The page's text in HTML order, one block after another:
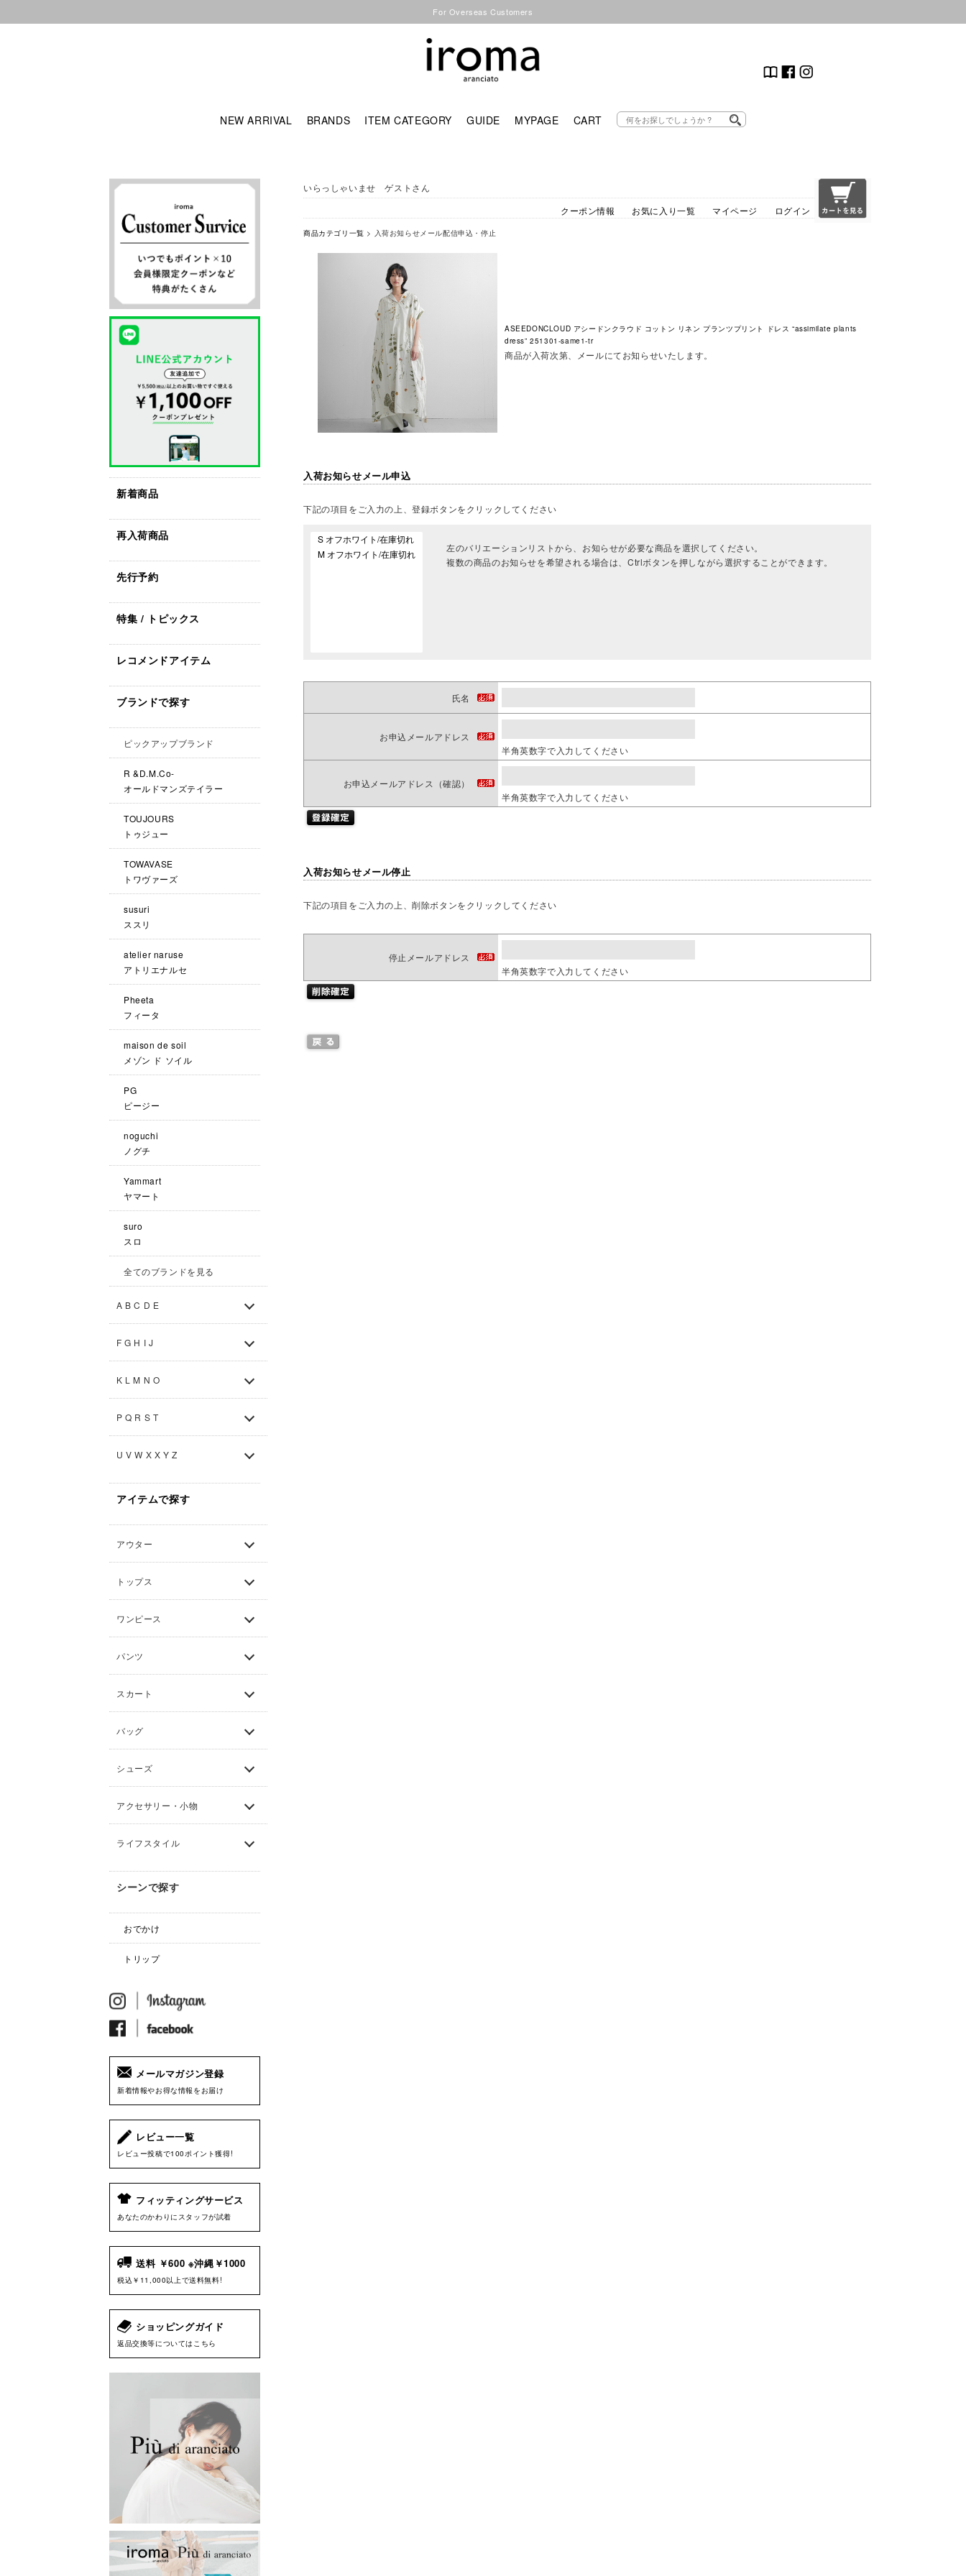
For Overseas Customers
NEW ARRIVAL BRANDS ITEM CATEGORY GUIDE MYPAGE CART
新着商品
再入荷商品
先行予約
特集 / トピックス
レコメンドアイテム
ブランドで探す
ピックアップブランド
R &D.M.Co-
オールドマンズテイラー
TOUJOURS
トゥジュー
TOWAVASE
トワヴァーズ
susuri
ススリ
atelier naruse
アトリエナルセ
Pheeta
フィータ
maison de soil
メゾン ド ソイル
PG
ピージー
noguchi
ノグチ
Yammart
ヤマート
suro
スロ
全てのブランドを見る
A B C D E
F G H I J
K L M N O
P Q R S T
U V W X X Y Z
アイテムで探す
アウター
トップス
ワンピース
パンツ
スカート
バッグ
シューズ
アクセサリー・小物
ライフスタイル
シーンで探す
おでかけ
トリップ
メールマガジン登録
新着情報やお得な情報をお届け
レビュー一覧
レビュー投稿で100ポイント獲得!
フィッティングサービス
あなたのかわりにスタッフが試着
送料 ￥600 ※沖縄￥1000
税込￥11,000以上で送料無料!
ショッピングガイド
返品交換等についてはこちら
いらっしゃいませ ゲストさん
クーポン情報
お気に入り一覧 マイページ ログイン
商品カテゴリ一覧 > 入荷お知らせメール配信申込・停止
ASEEDONCLOUD アシードンクラウド コットン リネン プランツプリント ドレス “assimilate plants
dress” 251301-same1-tr
商品が入荷次第、メールにてお知らせいたします。
入荷お知らせメール申込
下記の項目をご入力の上、登録ボタンをクリックしてください
左のバリエーションリストから、お知らせが必要な商品を選択してください。
複数の商品のお知らせを希望される場合は、Ctrlボタンを押しながら選択することができます。
氏名
お申込メールアドレス
半角英数字で入力してください
お申込メールアドレス（確認）
半角英数字で入力してください
入荷お知らせメール停止
下記の項目をご入力の上、削除ボタンをクリックしてください
停止メールアドレス
半角英数字で入力してください